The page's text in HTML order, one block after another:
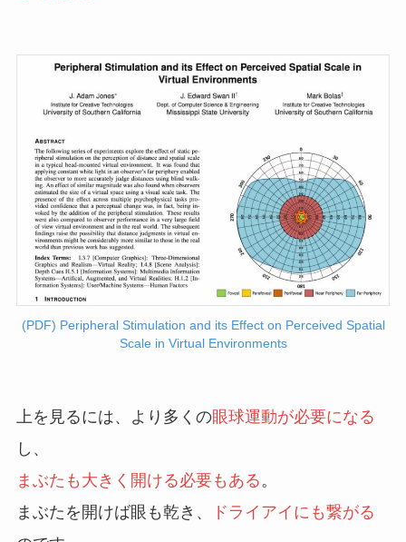
(PDF) Peripheral Stimulation and its Effect on Perceived Spatial
Scale in Virtual Environments
上を見るには、より多くの眼球運動が必要になる
し、
まぶたも大きく開ける必要もある 。
まぶたを開けば眼も乾き、
ドライアイにも繋がる